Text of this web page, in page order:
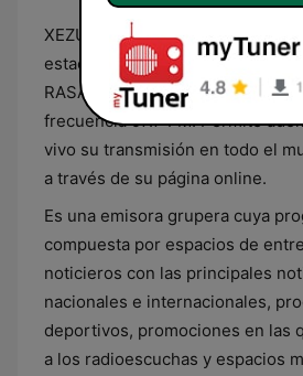
XEZU, más conocida como
estación de radio de la red
RASA que transmite en Zacapú,
frecuencia 97.7 FM. Permite
vivo su transmisión en todo el
a través de su página online.
Es una emisora grupera cuya
compuesta por espacios de
noticieros con las principales
nacionales e internacionales,
deportivos, promociones en las
a los radioescuchas y espacios